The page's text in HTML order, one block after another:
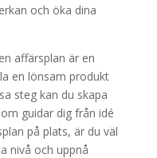
och öka dina
affärsplan är en
en lönsam produkt
steg kan du skapa
guidar dig från idé
på plats, är du väl
nivå och uppnå